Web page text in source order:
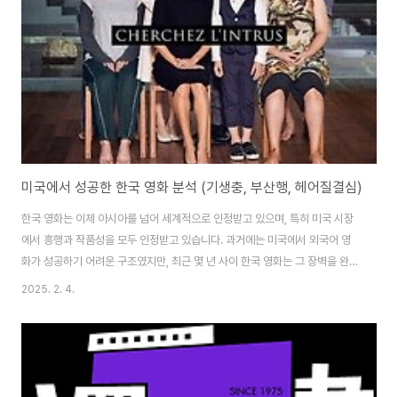
억 4700만 달러의 수익을 올리며 "어벤저스: 엔드게임"을 제치고 다시 1위 자
리를 되찾았습니다. 개봉..
미국에서 성공한 한국 영화 분석 (기생충, 부산행, 헤어질결심)
한국 영화는 이제 아시아를 넘어 세계적으로 인정받고 있으며, 특히 미국 시장
에서 흥행과 작품성을 모두 인정받고 있습니다. 과거에는 미국에서 외국어 영
화가 성공하기 어려운 구조였지만, 최근 몇 년 사이 한국 영화는 그 장벽을 완전
히 뛰어넘었습니다. 대표적인 성공 사례로는 봉준호 감독의 (Parasite,
to Leave, 2022) 등이 있습니다. 이제 한국 영화는 단순히 영화 애호가들 사
이에서만 주목받는 것이 아니라, 미국 박스오피스에서 흥행을 거두고, 아카데
미 시상식과 같은 권위 있는 영화제에서도 주요 부문을 수상하며 글로벌 영화
시장에서 중심적인 위치를 차지하고 있습니다. 이번 글에서는 미국에서 성공..
2025. 2. 4.